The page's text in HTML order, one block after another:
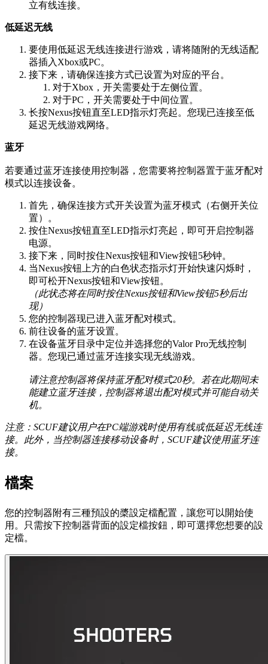
立有线连接。
低延迟无线
要使用低延迟无线连接进行游戏，请将随附的无线适配
器插入Xbox或PC。
接下来，请确保连接方式已设置为对应的平台。
对于Xbox，开关需要处于左侧位置。
对于PC，开关需要处于中间位置。
长按Nexus按钮直至LED指示灯亮起。您现已连接至低
延迟无线游戏网络。
蓝牙
若要通过蓝牙连接使用控制器，您需要将控制器置于蓝牙配对
模式以连接设备。
首先，确保连接方式开关设置为蓝牙模式（右侧开关位
置）。
按住Nexus按钮直至LED指示灯亮起，即可开启控制器
电源。
接下来，同时按住Nexus按钮和View按钮5秒钟。
当Nexus按钮上方的白色状态指示灯开始快速闪烁时，
即可松开Nexus按钮和View按钮。
（此状态将在同时按住Nexus按钮和View按钮5秒后出
现）
您的控制器现已进入蓝牙配对模式。
前往设备的蓝牙设置。
在设备蓝牙目录中定位并选择您的Valor Pro无线控制
器。您现已通过蓝牙连接实现无线游戏。
请注意控制器将保持蓝牙配对模式20秒。若在此期间未
能建立蓝牙连接，控制器将退出配对模式并可能自动关
机。
注意：SCUF建议用户在PC端游戏时使用有线或低延迟无线连
接。此外，当控制器连接移动设备时，SCUF建议使用蓝牙连
接。
檔案
您的控制器附有三種預設的槳設定檔配置，讓您可以開始使
用。只需按下控制器背面的設定檔按鈕，即可選擇您想要的設
定檔。